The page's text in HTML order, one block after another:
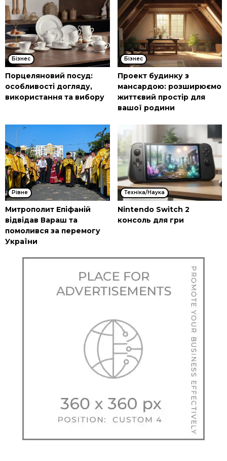
Бізнес
Порцеляновий посуд:
особливості догляду,
використання та вибору
Бізнес
Проект будинку з
мансардою: розширюємо
життєвий простір для
вашої родини
Рівне
Митрополит Епіфаній
відвідав Вараш та
помолився за перемогу
України
Техніка/Наука
Nintendo Switch 2
консоль для гри